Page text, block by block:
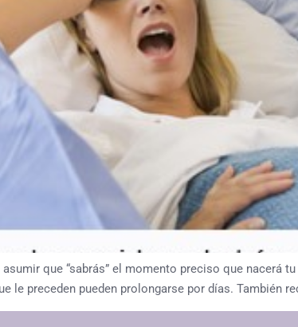
que “sabrás” el momento preciso que nacerá
le preceden pueden prolongarse por días. También